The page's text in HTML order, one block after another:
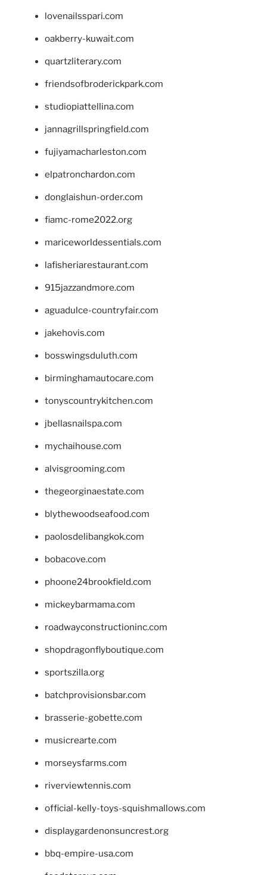
lovenailsspari.com
oakberry-kuwait.com
quartzliterary.com
friendsofbroderickpark.com
studiopiattellina.com
jannagrillspringfield.com
fujiyamacharleston.com
elpatronchardon.com
donglaishun-order.com
fiamc-rome2022.org
mariceworldessentials.com
lafisheriarestaurant.com
915jazzandmore.com
aguadulce-countryfair.com
jakehovis.com
bosswingsduluth.com
birminghamautocare.com
tonyscountrykitchen.com
jbellasnailspa.com
mychaihouse.com
alvisgrooming.com
thegeorginaestate.com
blythewoodseafood.com
paolosdelibangkok.com
bobacove.com
phoone24brookfield.com
mickeybarmama.com
roadwayconstructioninc.com
shopdragonflyboutique.com
sportszilla.org
batchprovisionsbar.com
brasserie-gobette.com
musicrearte.com
morseysfarms.com
riverviewtennis.com
official-kelly-toys-squishmallows.com
displaygardenonsuncrest.org
bbq-empire-usa.com